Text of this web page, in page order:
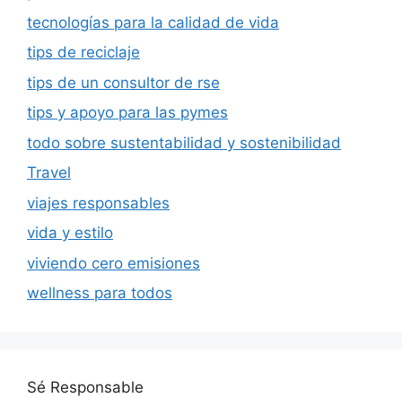
tecnologías para la calidad de vida
tips de reciclaje
tips de un consultor de rse
tips y apoyo para las pymes
todo sobre sustentabilidad y sostenibilidad
Travel
viajes responsables
vida y estilo
viviendo cero emisiones
wellness para todos
Sé Responsable